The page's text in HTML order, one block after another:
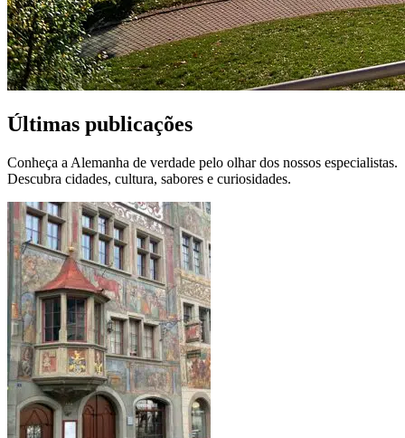
Últimas publicações
Conheça a Alemanha de verdade pelo olhar dos nossos especialistas.
Descubra cidades, cultura, sabores e curiosidades.